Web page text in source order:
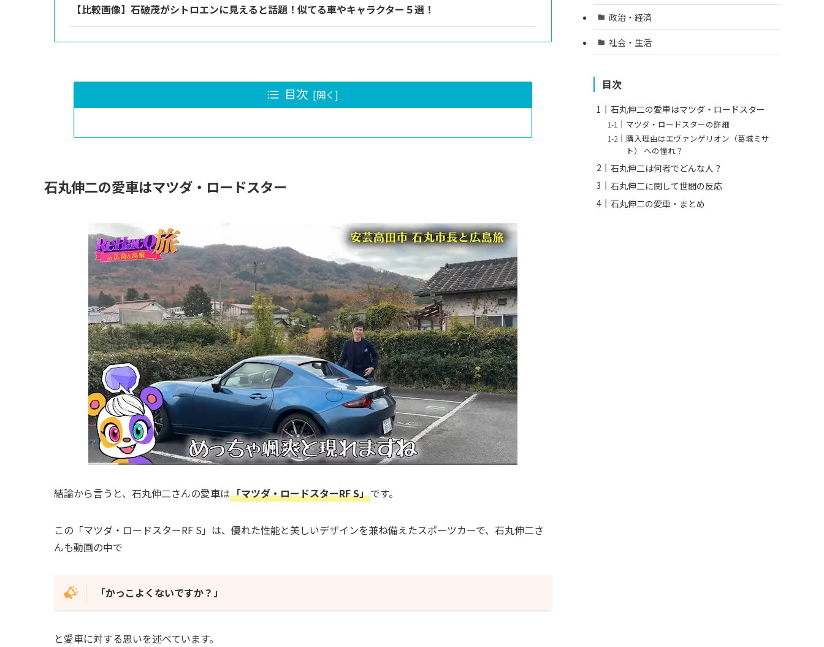
【比較画像】石破茂がシトロエンに見えると話題！似てる車やキャラクター５選！
目次
石丸伸二の愛車はマツダ・ロードスター
結論から言うと、石丸伸二さんの愛車は「マツダ・ロードスターRF S」です。
この「マツダ・ロードスターRF S」は、優れた性能と美しいデザインを兼ね備えたスポーツカーで、石丸伸二さ
んも動画の中で
「かっこよくないですか？」
と愛車に対する思いを述べています。
政治・経済
社会・生活
目次
石丸伸二の愛車はマツダ・ロードスター
マツダ・ロードスターの詳細
購入理由はエヴァンゲリオン（葛城ミサ
ト） への憧れ？
石丸伸二は何者でどんな人？
石丸伸二に関して世間の反応
石丸伸二の愛車・まとめ